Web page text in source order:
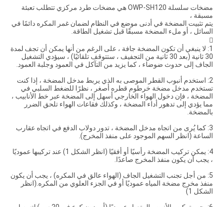
مضخات سلسلة OWP-SH120 هي مضخات طرد مركزي تتطلب تعبئة
مسبقة ،
يتم تثبيت المضخة في أدنى موضع في النظام لضمان غمر المكره دائمًا في
السائل ، أو ملء المضخة مسبقًا قبل تشغيل الطاقة.

1: لا ينبغي أن تكون المضخة جافة ، على الرغم من أنها يمكن أن تجف لمدة
30 ثانية (بعد 30 ثانية من التجفيف ، ستتوقف تلقائيًا) ، سيؤدي التشغيل
الجاف إلى حدوث ضوضاء ، كما يزيد من التآكل في العمود وجلبة العمود.
2: استخدم أنبوب القطر الموصى به الذي يربط مدخل المضخة ، إذا كنت
تستخدم مدخل مضخة خرطوم قطره أصغر ، نظرًا للضغط السلبي في
المضخة ، فإن دخول الهواء الخارجي أسهل إلى المضخة عبر خط الأنابيب ،
مما يؤدي إلى تدهور أداء المضخة ، وكذلك فقاعات الهواء تلحق الضرر
بالمضخة.
3: كما يُرى من اتجاه مدخل المضخة ، تدور دولاب الدفع في اتجاه عقارب
الساعة (انظر السهم الموجود على منفذ المخرج).
4: يمكن تركيب المضخة رأسيًا أو أفقيًا (انظر الشكل 1) عند تركيبها عموديًا
، يجب أن يكون منفذ المخرج صاعدًا.
5: من أجل تجنب التشغيل الجاف (الهواء عالق في المكره) ، يجب أن يكون
منفذ مخرج مضخة المياه عموديًا أو في الجزء العلوي من المكره.(انظر
الشكل 1)